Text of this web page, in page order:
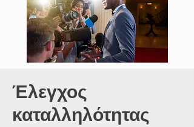
Έλεγχος
καταλληλότητας